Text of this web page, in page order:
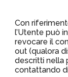
Con
l’Utente può
revocare il
out (qualora
descritti nella
contattando